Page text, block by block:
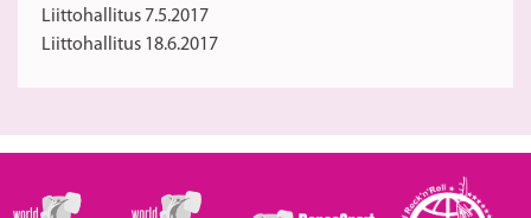
Liittohallitus 7.5.2017
Liittohallitus 18.6.2017